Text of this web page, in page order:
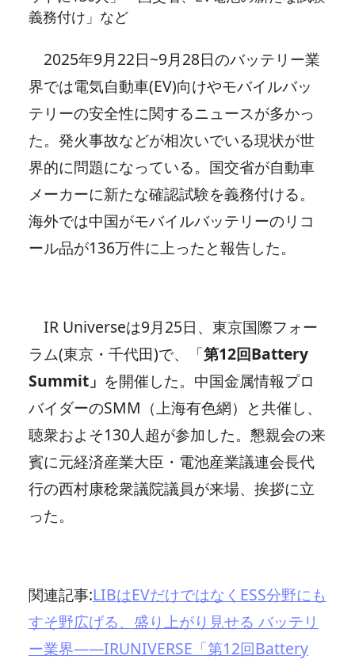
2025年9月22日~9月28日のバッテリー業
界では電気自動車(EV)向けやモバイルバッ
テリーの安全性に関するニュースが多かっ
た。発火事故などが相次いでいる現状が世
界的に問題になっている。国交省が自動車
メーカーに新たな確認試験を義務付ける。
海外では中国がモバイルバッテリーのリコ
ール品が136万件に上ったと報告した。
IR Universeは9月25日、東京国際フォー
ラム(東京・千代田)で、「第12回Battery
Summit」 を開催した。中国金属情報プロ
バイダーのSMM（上海有色網）と共催し、
聴衆およそ130人超が参加した。懇親会の来
賓に元経済産業大臣・電池産業議連会長代
行の西村康稔衆議院議員が来場、挨拶に立
った。
関連記事:LIBはEVだけではなくESS分野にも
すそ野広げる、盛り上がり見せる バッテリ
ー業界――IRUNIVERSE「第12回Battery